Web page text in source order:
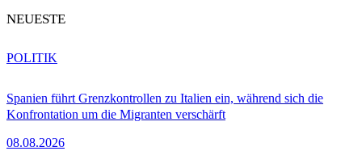
NEUESTE
Spanien führt Grenzkontrollen zu Italien ein, während sich die
Konfrontation um die Migranten verschärft
08.08.2026
POLITIK